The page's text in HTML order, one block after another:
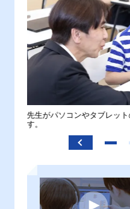
先生がパソコンやタブレッ
す。